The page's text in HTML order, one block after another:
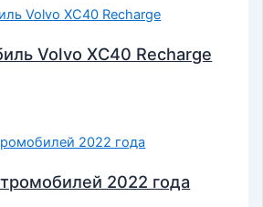
Volvo XC40 Recharge
2022 года